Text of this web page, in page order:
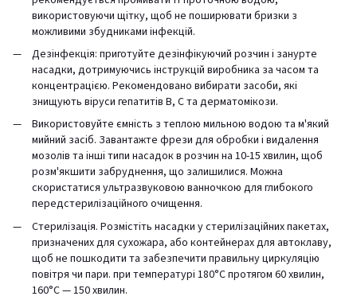
використовуючи щітку, щоб не поширювати бризки з
можливими збудниками інфекцій.
Дезінфекція: приготуйте дезінфікуючий розчин і занурте
насадки, дотримуючись інструкцій виробника за часом та
концентрацією. Рекомендовано вибирати засоби, які
знищують віруси гепатитів В, С та дерматомікози.
Використовуйте ємність з теплою мильною водою та м'який
мийний засіб. Завантажте фрези для обробки і видалення
мозолів та інші типи насадок в розчин на 10-15 хвилин, щоб
розм'якшити забруднення, що залишилися. Можна
скористатися ультразвуковою ванночкою для глибокого
передстерилізаційного очищення.
Стерилізація. Розмістіть насадки у стерилізаційних пакетах,
призначених для сухожара, або контейнерах для автоклаву,
щоб не пошкодити та забезпечити правильну циркуляцію
повітря чи пари. при температурі 180°C протягом 60 хвилин,
160°C — 150 хвилин.